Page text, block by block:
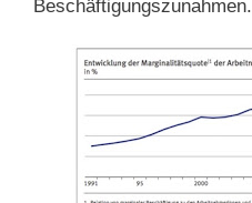
Beschäftigungszunahmen.